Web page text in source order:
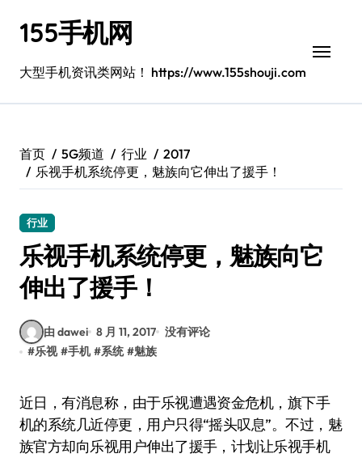
155手机网
大型手机资讯类网站！ https://www.155shouji.com
首页 5G频道 行业
2017
乐视手机系统停更，魅族向它伸出了援手！
行业
乐视手机系统停更，魅族向它
伸出了援手！
由 dawei 8 月 11, 2017 没有评论
#乐视 #手机 #系统 #魅族
近日，有消息称，由于乐视遭遇资金危机，旗下手
机的系统几近停更，用户只得“摇头叹息”。不过，魅
族官方却向乐视用户伸出了援手，计划让乐视手机